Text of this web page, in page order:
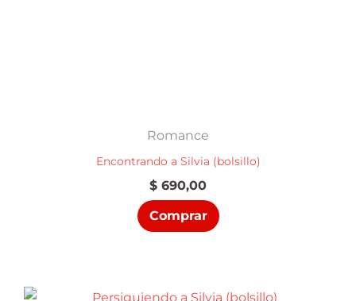
Romance
Encontrando a Silvia (bolsillo)
$ 690,00
Comprar